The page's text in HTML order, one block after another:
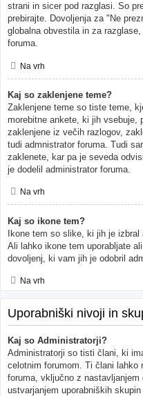
strani in sicer pod razglasi. So
prebirajte. Dovoljenja za "Ne
globalna obvestila in za
foruma.
Na vrh
Kaj so zaklenjene teme?
Zaklenjene teme so tiste teme,
morebitne ankete, ki jih vsebuje,
zaklenjene iz večih razlogov,
tudi admnistrator foruma. Tudi
zaklenete, kar pa je seveda
je dodelil administrator foruma.
Na vrh
Kaj so ikone tem?
Ikone tem so slike, ki jih je izbral
Ali lahko ikone tem uporabljate
dovoljenj, ki vam jih je odobril
Na vrh
Uporabniški nivoji in
Kaj so Administratorji?
Administratorji so tisti člani, ki
celotnim forumom. Ti člani lahko
foruma, vključno z nastavljanjem
ustvarjanjem uporabniških